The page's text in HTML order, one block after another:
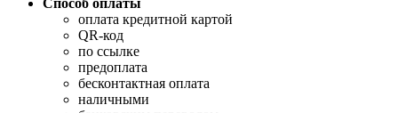
Способ оплаты
оплата кредитной картой
QR-код
по ссылке
предоплата
бесконтактная оплата
наличными